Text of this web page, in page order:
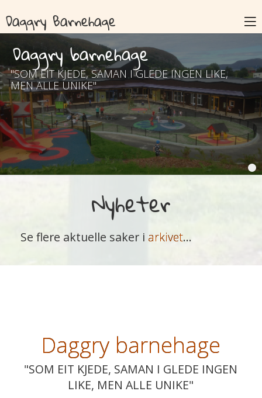
Daggry Barnehage
Daggry barnehage
"SOM EIT KJEDE, SAMAN I GLEDE INGEN LIKE,
MEN ALLE UNIKE"
Nyheter
Se flere aktuelle saker i arkivet...
Daggry barnehage
"SOM EIT KJEDE, SAMAN I GLEDE INGEN
LIKE, MEN ALLE UNIKE"